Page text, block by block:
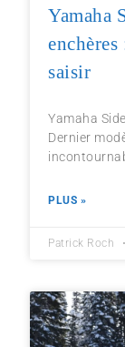
Yamaha
saisir
Yamaha
Dernier
PLUS »
Patrick Roch